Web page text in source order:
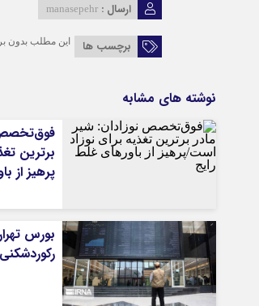
ارسال : manasepehr
برچسب ها این مطلب بدون
نوشته های مشابه
فوق‌تخصص
برترین
پرهیز از
بورس